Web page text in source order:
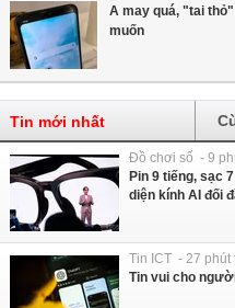
A may quá, "tai
muốn
Tin mới nhất
Đồ chơi số - 9
Pin 9 tiếng, sạc
diện kính AI đối
Tin ICT - 27 phút
Tin vui cho